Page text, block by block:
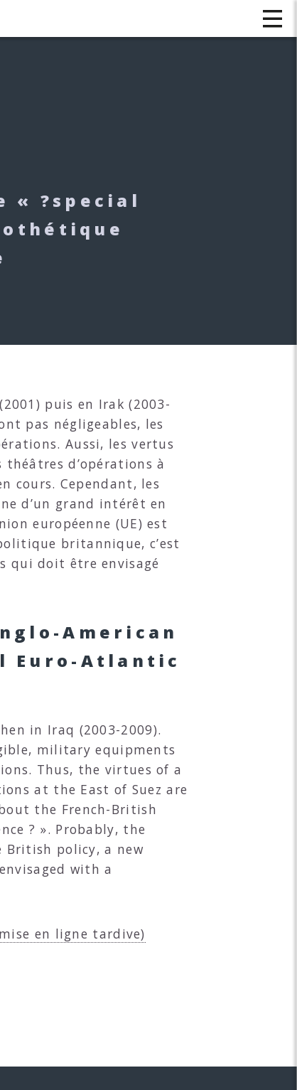
« ?special
puis en Irak (2003-
pas négligeables, les
Aussi, les vertus
théâtres d’opérations à
cours. Cependant, les
d’un grand intérêt en
européenne (UE) est
britannique, c’est
qui doit être envisagé
American
Euro-Atlantic
in Iraq (2003-2009).
military equipments
Thus, the virtues of a
at the East of Suez are
the French-British
? ». Probably, the
British policy, a new
with a
en ligne tardive)